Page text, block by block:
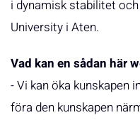
i dynamisk stabilitet
University i Aten.
Vad kan en sådan här
- Vi kan öka
föra den kunskapen